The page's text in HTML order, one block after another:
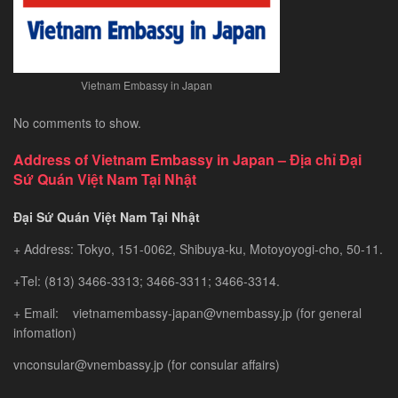
Vietnam Embassy in Japan
No comments to show.
Address of Vietnam Embassy in Japan – Địa chỉ Đại
Sứ Quán Việt Nam Tại Nhật
Đại Sứ Quán Việt Nam Tại Nhật
+ Address: Tokyo, 151-0062, Shibuya-ku, Motoyoyogi-cho, 50-11.
+Tel: (813) 3466-3313; 3466-3311; 3466-3314.
+ Email: vietnamembassy-japan@vnembassy.jp (for general
infomation)
vnconsular@vnembassy.jp (for consular affairs)